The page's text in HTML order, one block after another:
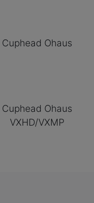
Cuphead Ohaus
Cuphead Ohaus
VXHD/VXMP